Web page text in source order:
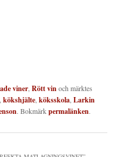
viner,Rött vinoch märktes
,kökshjälte,köksskola,Larkin
. Bokmärkpermalänken.